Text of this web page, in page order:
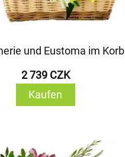
und Eustoma im Korb
2 739 CZK
Kaufen